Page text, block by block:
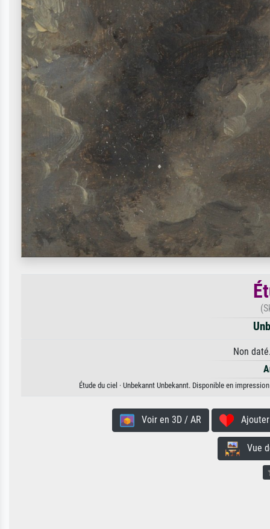
Non
Étude du ciel · Unbekannt Unbekannt. Disponible en
Voir en 3D / AR
Vue